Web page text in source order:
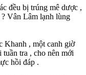
đều bị trúng mê dược ,
Vân Lâm lạnh lùng
Khanh , một canh giờ
tra , cho nên mới
hồi đáp .